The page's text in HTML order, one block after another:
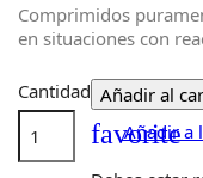
Comprimidos
en situaciones con
Cantidad Añadir al
favorite
Añadir a